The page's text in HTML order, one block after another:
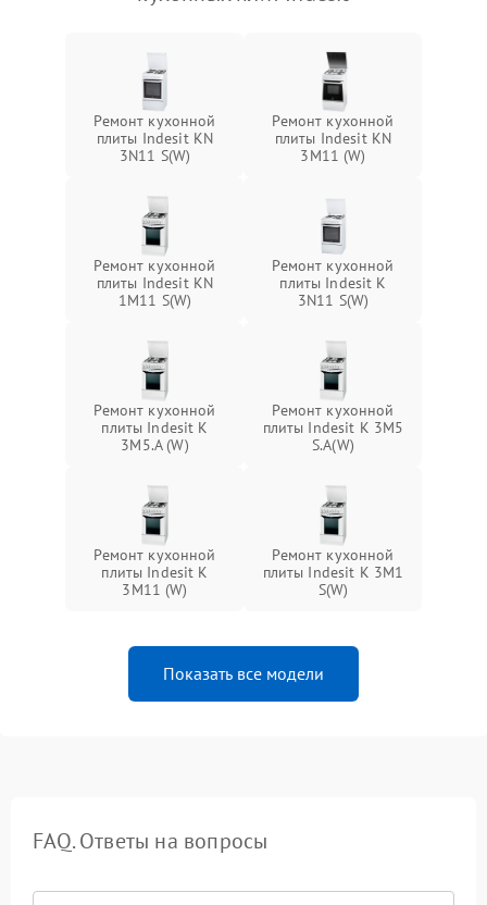
Ремонт кухонной
плиты Indesit KN
3N11 S(W)
Ремонт кухонной
плиты Indesit KN
3M11 (W)
Ремонт кухонной
плиты Indesit KN
1M11 S(W)
Ремонт кухонной
плиты Indesit K
3N11 S(W)
Ремонт кухонной
плиты Indesit K
3M5.A (W)
Ремонт кухонной
плиты Indesit K 3M5
S.A(W)
Ремонт кухонной
плиты Indesit K
3M11 (W)
Ремонт кухонной
плиты Indesit K 3M1
S(W)
Показать все модели
FAQ. Ответы на вопросы